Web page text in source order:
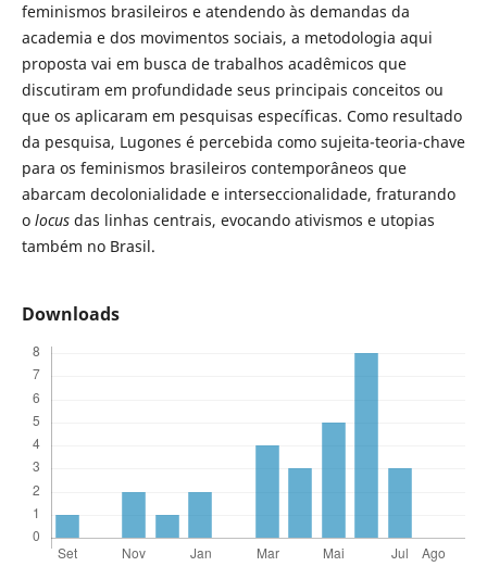
feminismos brasileiros e atendendo às demandas da
academia e dos movimentos sociais, a metodologia aqui
proposta vai em busca de trabalhos acadêmicos que
discutiram em profundidade seus principais conceitos ou
que os aplicaram em pesquisas específicas. Como resultado
da pesquisa, Lugones é percebida como sujeita-teoria-chave
para os feminismos brasileiros contemporâneos que
abarcam decolonialidade e interseccionalidade, fraturando
o locusdas linhas centrais, evocando ativismos e utopias
também no Brasil.
Downloads